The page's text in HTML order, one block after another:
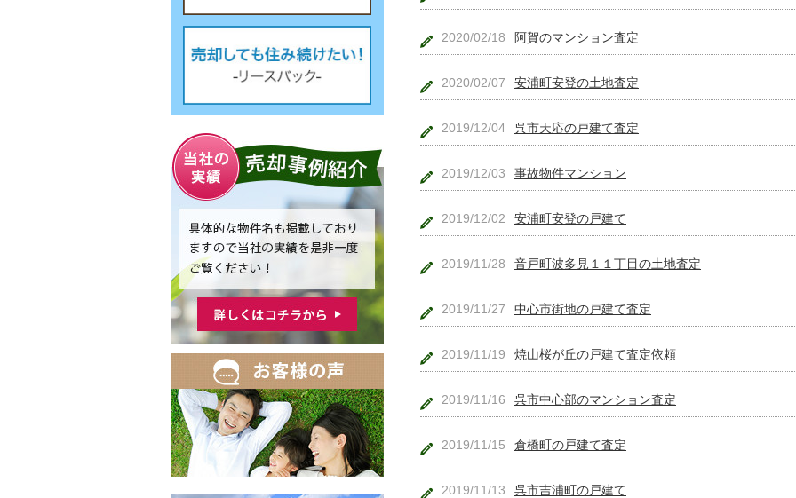
2020/02/18 阿賀のマンション査定
2020/02/07 安浦町安登の土地査定
2019/12/04 呉市天応の戸建て査定
2019/12/03 事故物件マンション
2019/12/02 安浦町安登の戸建て
2019/11/28 音戸町波多見１１丁目の土地査定
2019/11/27 中心市街地の戸建て査定
2019/11/19 焼山桜が丘の戸建て査定依頼
2019/11/16 呉市中心部のマンション査定
2019/11/15 倉橋町の戸建て査定
2019/11/13 呉市吉浦町の戸建て